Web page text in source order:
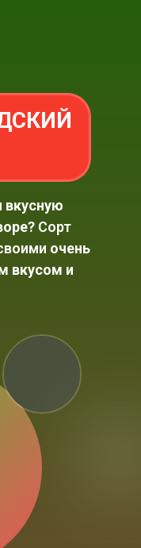
Сорт
очень
вкусом и